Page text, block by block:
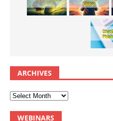
ARCHIVES
WEBINARS